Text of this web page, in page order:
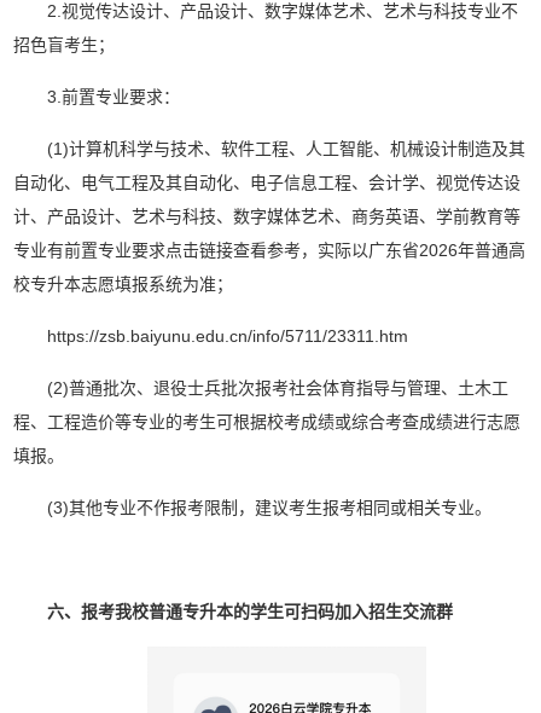
2.视觉传达设计、产品设计、数字媒体艺术、艺术与科技专业不
招色盲考生；
3.前置专业要求：
(1)计算机科学与技术、软件工程、人工智能、机械设计制造及其
自动化、电气工程及其自动化、电子信息工程、会计学、视觉传达设
计、产品设计、艺术与科技、数字媒体艺术、商务英语、学前教育等
专业有前置专业要求点击链接查看参考，实际以广东省2026年普通高
校专升本志愿填报系统为准；
https://zsb.baiyunu.edu.cn/info/5711/23311.htm
(2)普通批次、退役士兵批次报考社会体育指导与管理、土木工
程、工程造价等专业的考生可根据校考成绩或综合考查成绩进行志愿
填报。
(3)其他专业不作报考限制，建议考生报考相同或相关专业。
六、报考我校普通专升本的学生可扫码加入招生交流群